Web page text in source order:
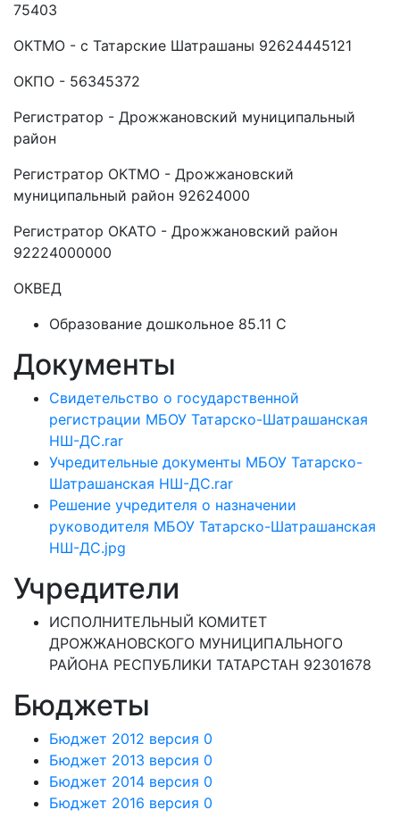
75403
ОКТМО - с Татарские Шатрашаны 92624445121
ОКПО - 56345372
Регистратор - Дрожжановский муниципальный
район
Регистратор ОКТМО - Дрожжановский
муниципальный район 92624000
Регистратор ОКАТО - Дрожжановский район
92224000000
ОКВЕД
Образование дошкольное 85.11 C
Документы
Свидетельство о государственной
регистрации МБОУ Татарско-Шатрашанская
НШ-ДС.rar
Учредительные документы МБОУ Татарско-
Шатрашанская НШ-ДС.rar
Решение учредителя о назначении
руководителя МБОУ Татарско-Шатрашанская
НШ-ДС.jpg
Учредители
ИСПОЛНИТЕЛЬНЫЙ КОМИТЕТ
ДРОЖЖАНОВСКОГО МУНИЦИПАЛЬНОГО
РАЙОНА РЕСПУБЛИКИ ТАТАРСТАН 92301678
Бюджеты
Бюджет 2012 версия 0
Бюджет 2013 версия 0
Бюджет 2014 версия 0
Бюджет 2016 версия 0